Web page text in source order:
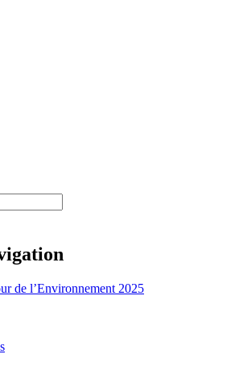
de l’Environnement 2025